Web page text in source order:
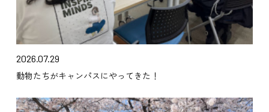
2026.07.29
動物たちがキャンパスにやってきた！